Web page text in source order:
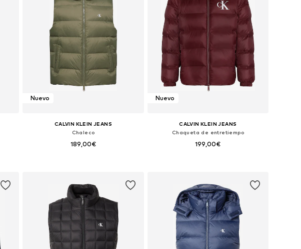
Nuevo
CALVIN KLEIN JEANS
Chaleco
189,00€
Nuevo
CALVIN KLEIN JEANS
Chaqueta de entretiempo
199,00€